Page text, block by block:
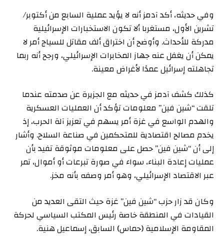
وفي حديثه، أكد آدمز أنه لا يؤيد عملية السابع من أكتوبر/
تشرين الأول، مستغربا ألا تكون الاستخبارات الإسرائيلية
مدركة للأحداث. وأوضح أن اختراق ألف مقاتل للسياج أمر لا
يمكن أن يغفل عنه جهاز المخابرات الإسرائيلي، ورجح أنه ربما
تجاهلته إسرائيل عمدًا لأغراض معينة.
كذلك كشف آدمز في حديثه مع الجزيرة عن صدمته عندما
تلقت “شين فين” معلومات تؤكد أن العمليات العسكرية
والهدم الواسع في غزة أمر يسهم في تعزيز آلة الحرب، إذ
يخدم مصالح اقتصادية للمتحكمين في صناعة السلاح. وأشار
إلى أن “شين فين” حصل على معلومات موثوقة تفيد بأن
عمليات إعادة البناء، سواء في صورة تبرعات أو أموال، تمر
عبر الاقتصاد الإسرائيلي، وهو أمر وصفه بأنه مخز.
وكان قد زار حزب “شين فين” غزة حيث التقى العديد من
القيادات في المنطقة خاصة رئيس المكتب السياسي لحركة
المقاومة الإسلامية (حماس) السابق، إسماعيل هنية.